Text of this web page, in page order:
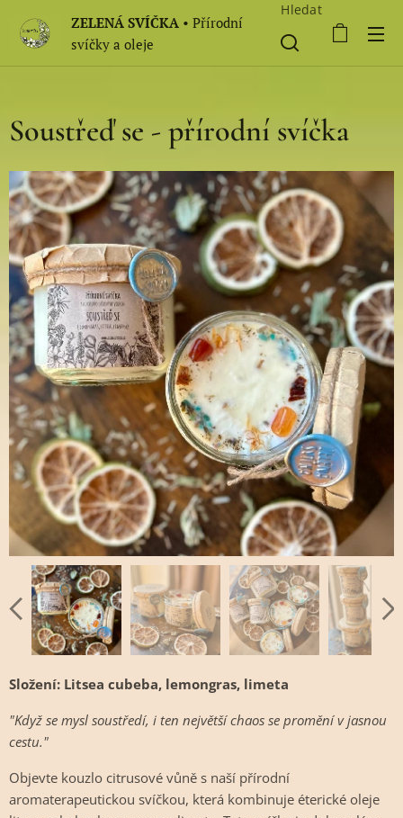
ZELENÁ SVÍČKA • Přírodní
svíčky a oleje
Hledat
Soustřeď se - přírodní svíčka
Složení: Litsea cubeba, lemongras, limeta
"Když se mysl soustředí, i ten největší chaos se promění v jasnou
cestu."
Objevte kouzlo citrusové vůně s naší přírodní
aromaterapeutickou svíčkou, která kombinuje éterické oleje